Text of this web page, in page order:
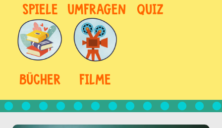
SPIELE UMFRAGEN QUIZ
BÜCHER FILME